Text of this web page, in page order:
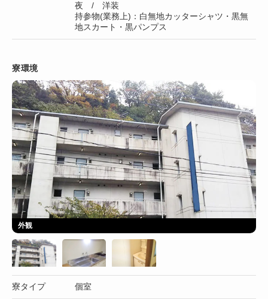
夜 / 洋装
持参物(業務上)：白無地カッターシャツ・黒無
地スカート・黒パンプス
寮環境
外観
寮タイプ 個室